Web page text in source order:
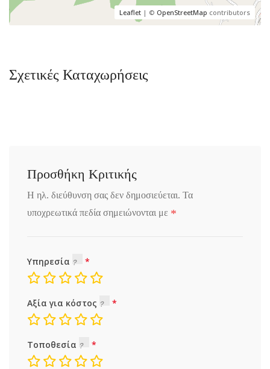
Leaflet | © OpenStreetMap contributors
Σχετικές Καταχωρήσεις
Προσθήκη Κριτικής
Η ηλ. διεύθυνση σας δεν δημοσιεύεται. Τα
υποχρεωτικά πεδία σημειώνονται με *
Υπηρεσία
Αξία για κόστος
Τοποθεσία